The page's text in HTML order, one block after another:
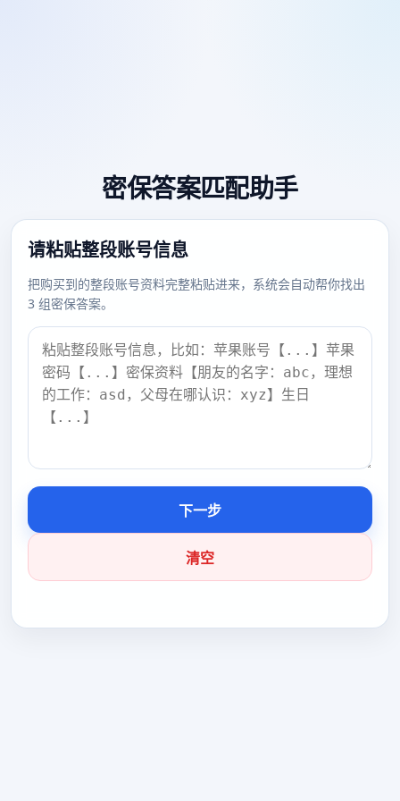
密保答案匹配助手
请粘贴整段账号信息
把购买到的整段账号资料完整粘贴进来，系统会自动帮你找出
3 组密保答案。
下一步
清空